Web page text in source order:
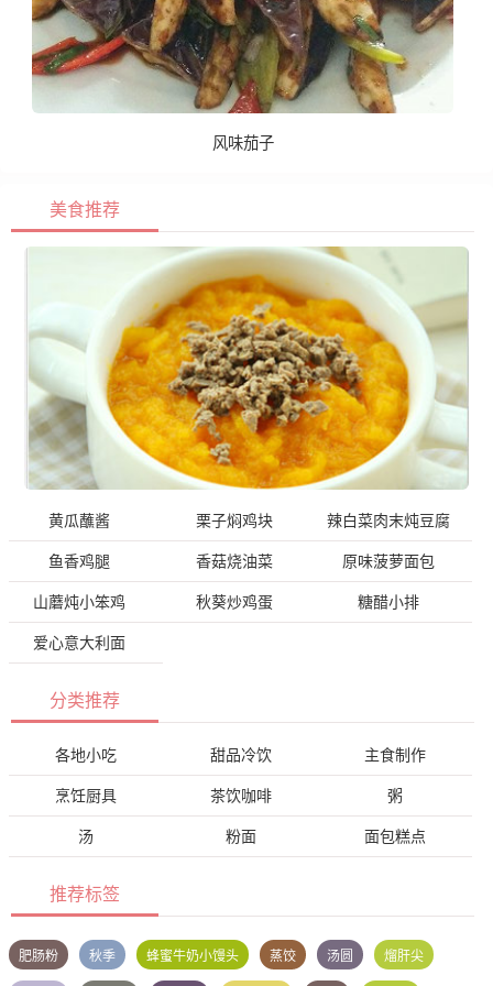
风味茄子
美食推荐
黄瓜蘸酱 栗子焖鸡块 辣白菜肉末炖豆腐
鱼香鸡腿 香菇烧油菜 原味菠萝面包
山蘑炖小笨鸡 秋葵炒鸡蛋 糖醋小排
爱心意大利面
分类推荐
各地小吃 甜品冷饮 主食制作
烹饪厨具 茶饮咖啡 粥
汤 粉面 面包糕点
推荐标签
肥肠粉 秋季 蜂蜜牛奶小馒头 蒸饺 汤圆 熘肝尖